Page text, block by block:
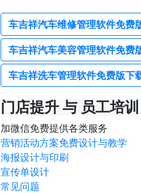
车吉祥汽车维修管理软件免费
车吉祥汽车美容管理软件免费
车吉祥洗车管理软件免费版下
门店提升 与 员工培训
加微信免费提供各类服务
营销活动方案免费设计与教学
海报设计与印刷
宣传单设计
常见问题